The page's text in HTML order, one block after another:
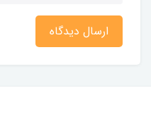
ارسال دیدگاه